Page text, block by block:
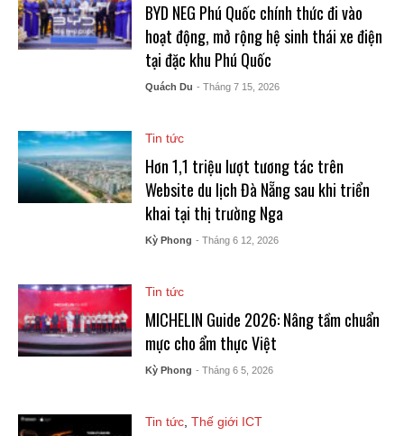
BYD NEG Phú Quốc chính thức đi vào
hoạt động, mở rộng hệ sinh thái xe điện
tại đặc khu Phú Quốc
Quách Du - Tháng 7 15, 2026
Tin tức
Hơn 1,1 triệu lượt tương tác trên
Website du lịch Đà Nẵng sau khi triển
khai tại thị trường Nga
Kỳ Phong - Tháng 6 12, 2026
Tin tức
MICHELIN Guide 2026: Nâng tầm chuẩn
mực cho ẩm thực Việt
Kỳ Phong - Tháng 6 5, 2026
Tin tức, Thế giới ICT